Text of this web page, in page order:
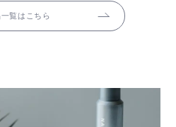
覧はこちら